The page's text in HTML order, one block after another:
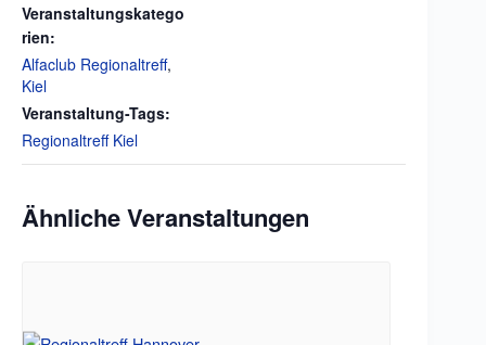
Veranstaltungskatego
rien:
Alfaclub Regionaltreff,
Kiel
Veranstaltung-Tags:
Regionaltreff Kiel
Ähnliche Veranstaltungen